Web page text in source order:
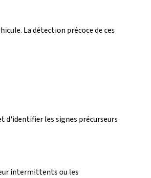
La détection précoce de ces
d'identifier les signes précurseurs
intermittents ou les